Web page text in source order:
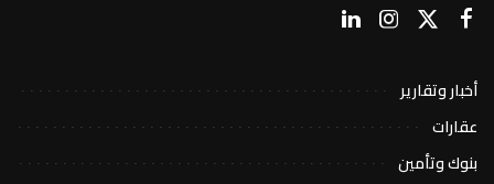
أخبار وتقارير
عقارات
بنوك وتأمين